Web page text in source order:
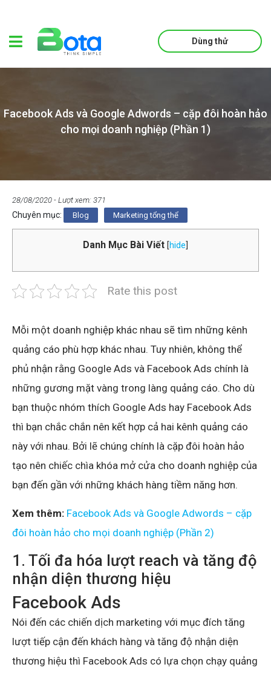
Dùng thử
Facebook Ads và Google Adwords – cặp đôi hoàn hảo
cho mọi doanh nghiệp (Phần 1)
28/08/2020 - Lượt xem: 371
Chuyên mục: Blog Marketing tổng thể
Danh Mục Bài Viết [hide
Rate this post
Mỗi một doanh nghiệp khác nhau sẽ tìm những kênh
quảng cáo phù hợp khác nhau. Tuy nhiên, không thể
phủ nhận rằng Google Ads và Facebook Ads chính là
những gương mặt vàng trong làng quảng cáo. Cho dù
bạn thuộc nhóm thích Google Ads hay Facebook Ads
thì bạn chắc chắn nên kết hợp cả hai kênh quảng cáo
này với nhau. Bởi lẽ chúng chính là cặp đôi hoàn hảo
tạo nên chiếc chìa khóa mở cửa cho doanh nghiệp của
bạn đến gần với những khách hàng tiềm năng hơn.
Xem thêm: Facebook Ads và Google Adwords – cặp
đôi hoàn hảo cho mọi doanh nghiệp (Phần 2)
1. Tối đa hóa lượt reach và tăng độ
nhận diện thương hiệu
Facebook Ads
Nói đến các chiến dịch marketing với mục đích tăng
lượt tiếp cận đến khách hàng và tăng độ nhận diện
thương hiệu thì Facebook Ads có lựa chọn chạy quảng